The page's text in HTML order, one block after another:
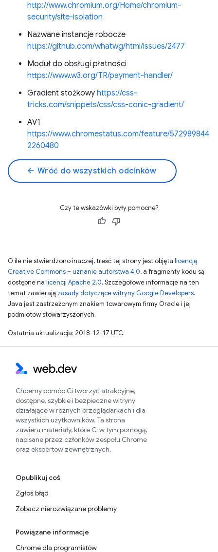
http://www.chromium.org/Home/chromium-
security/site-isolation
Nazwane instancje robocze
https://github.com/whatwg/html/issues/2477
Moduł do obsługi płatności
https://www.w3.org/TR/payment-handler/
Gradient stożkowy https://css-
tricks.com/snippets/css/css-conic-gradient/
AV1
https://www.chromestatus.com/feature/572989844
2260480
arrow_back Wróć do wszystkich odcinków
Czy te wskazówki były pomocne?
O ile nie stwierdzono inaczej, treść tej strony jest objęta licencją
Creative Commons – uznanie autorstwa 4.0, a fragmenty kodu są
dostępne na licencji Apache 2.0. Szczegółowe informacje na ten
temat zawierają zasady dotyczące witryny Google Developers.
Java jest zastrzeżonym znakiem towarowym firmy Oracle i jej
podmiotów stowarzyszonych.
Ostatnia aktualizacja: 2018-12-17 UTC.
Chcemy pomóc Ci tworzyć atrakcyjne,
dostępne, szybkie i bezpieczne witryny
działające w różnych przeglądarkach i dla
wszystkich użytkowników. Ta strona
zawiera materiały, które Ci w tym pomogą,
napisane przez członków zespołu Chrome
oraz ekspertów zewnętrznych.
Opublikuj coś
Zgłoś błąd
Zobacz nierozwiązane problemy
Powiązane informacje
Chrome dla programistów